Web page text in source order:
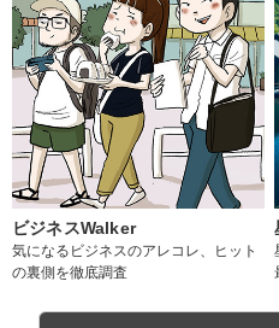
ビジネスWalker
気になるビジネスのアレコレ、ヒット
の裏側を徹底調査